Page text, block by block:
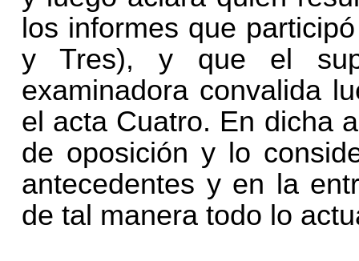
los informes que
y Tres), y que el
examinadora convalida
el acta Cuatro. En dicha
de oposición y lo
antecedentes y en la
de tal manera todo lo